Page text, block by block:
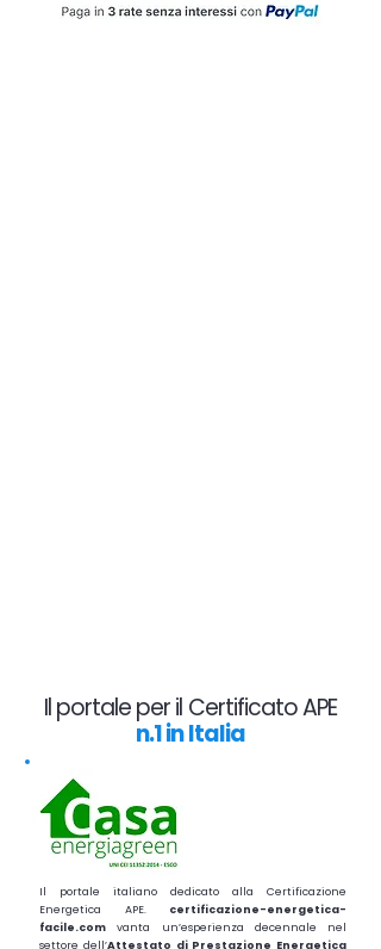
Il portale per il Certificato APE
n.1 in Italia
Il portale italiano dedicato alla Certificazione
Energetica APE. certificazione-energetica-
facile.com vanta un’esperienza decennale nel
settore dell’Attestato di Prestazione Energetica